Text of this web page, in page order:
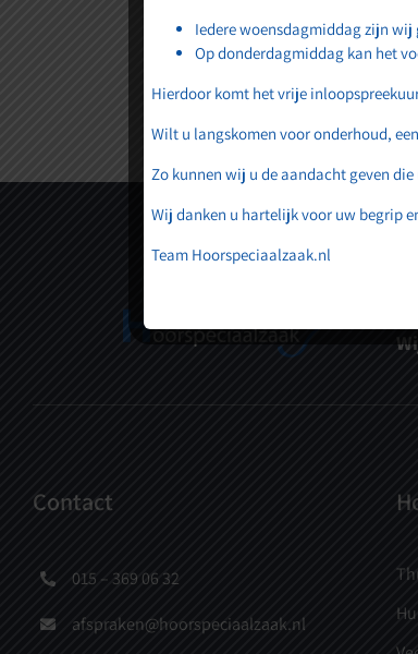
Contact
015 – 369 06 32
afspraken@hoorspeciaalzaak.nl
Iedere woensdagmiddag zijn wij
Op donderdagmiddag kan het
Hierdoor komt het vrije
Wilt u langskomen voor onderhoud,
Zo kunnen wij u de aandacht geven
Wij danken u hartelijk voor uw begrip
Team Hoorspeciaalzaak.nl